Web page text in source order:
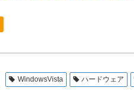
WindowsVista ハードウェア